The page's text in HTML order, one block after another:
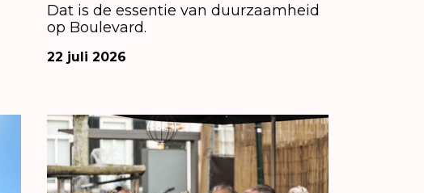
Dat is de essentie van duurzaamheid
op Boulevard.
22 juli 2026